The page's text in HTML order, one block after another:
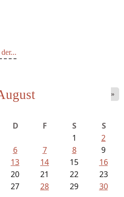
»
D F S
S
1
2
6 7 8
9
13 14 15
16
20 21 22
23
27 28 29
30